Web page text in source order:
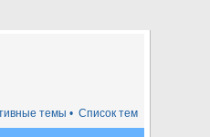
Список тем
темы •